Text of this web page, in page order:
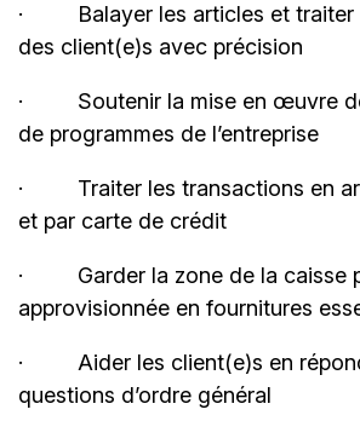
·
Balayer les articles et
des client(e)s avec précision
·
Soutenir la mise en œuvre
de programmes de l’entreprise
·
Traiter les transactions en
et par carte de crédit
·
Garder la zone de la caisse
approvisionnée en fournitures
·
Aider les client(e)s en
questions d’ordre général